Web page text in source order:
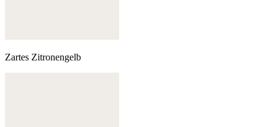
Zartes Zitronengelb